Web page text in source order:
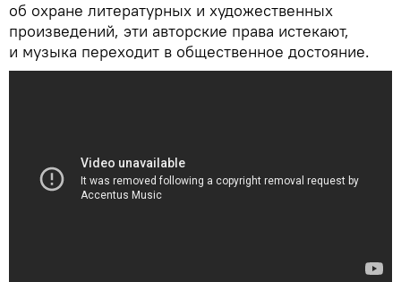
об охране литературных и художественных
произведений, эти авторские права истекают,
и музыка переходит в общественное достояние.